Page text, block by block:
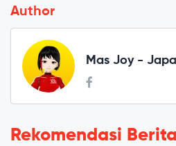
Author
Mas Joy -
Rekomendasi